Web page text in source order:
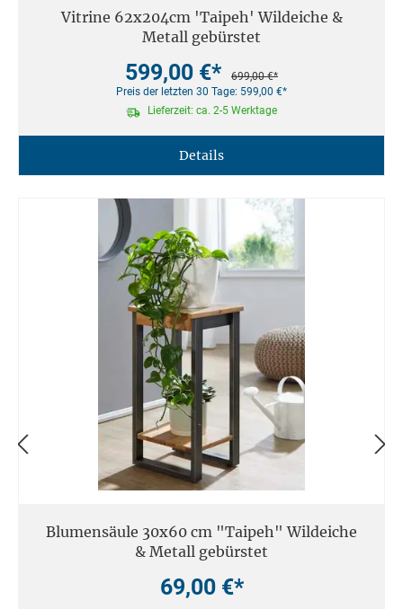
Vitrine 62x204cm 'Taipeh' Wildeiche &
Metall gebürstet
599,00 €*
699,00 €*
Preis der letzten 30 Tage: 599,00 €*
Lieferzeit: ca. 2-5 Werktage
Details
Blumensäule 30x60 cm "Taipeh" Wildeiche
& Metall gebürstet
69,00 €*